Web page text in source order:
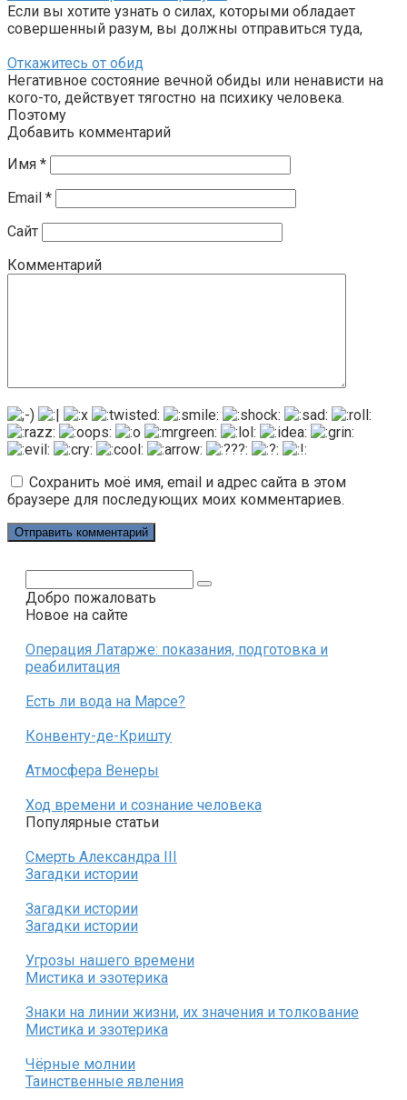
Если вы хотите узнать о силах, которыми обладает
совершенный разум, вы должны отправиться туда,
Откажитесь от обид
Негативное состояние вечной обиды или ненависти на
кого-то, действует тягостно на психику человека.
Поэтому
Добавить комментарий
Имя *
Email *
Сайт
Комментарий
Сохранить моё имя, email и адрес сайта в этом
браузере для последующих моих комментариев.
Добро пожаловать
Новое на сайте
Операция Латарже: показания, подготовка и
реабилитация
Есть ли вода на Марсе?
Конвенту-де-Кришту
Атмосфера Венеры
Ход времени и сознание человека
Популярные статьи
Смерть Александра III
Загадки истории
Загадки истории
Загадки истории
Угрозы нашего времени
Мистика и эзотерика
Знаки на линии жизни, их значения и толкование
Мистика и эзотерика
Чёрные молнии
Таинственные явления